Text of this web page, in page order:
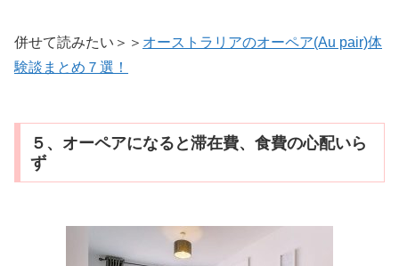
併せて読みたい＞＞ オーストラリアのオーペア(Au pair)体
験談まとめ７選！
５、オーペアになると滞在費、食費の心配いら
ず